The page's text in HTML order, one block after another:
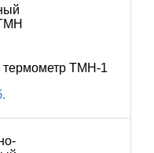
термометр ТМН-1